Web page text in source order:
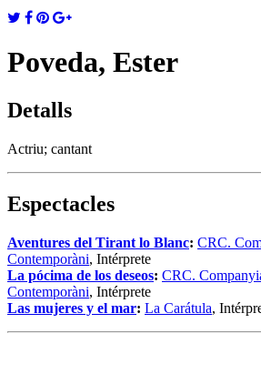
Poveda, Ester
Detalls
Actriu; cantant
Espectacles
Aventures del Tirant lo Blanc: CRC.
Contemporàni, Intérprete
La pócima de los deseos: CRC.
Contemporàni, Intérprete
Las mujeres y el mar: La Carátula,